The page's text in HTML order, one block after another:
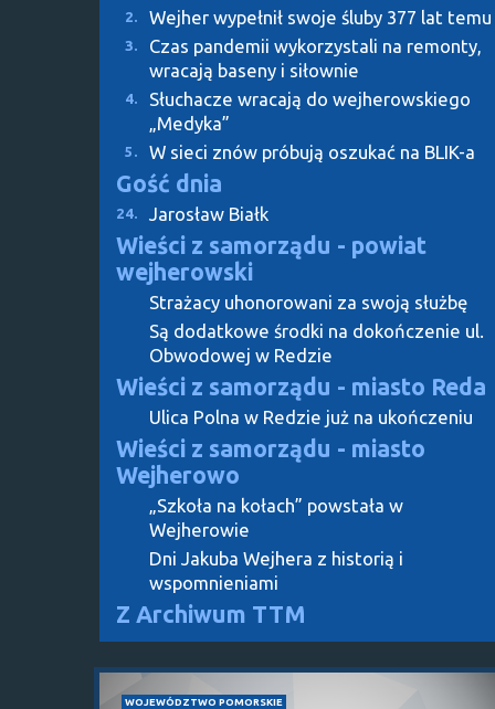
2. Wejher wypełnił swoje śluby 377 lat temu
3.
Czas pandemii wykorzystali na remonty,
wracają baseny i siłownie
4.
Słuchacze wracają do wejherowskiego
„Medyka”
5. W sieci znów próbują oszukać na BLIK-a
Gość dnia
24. Jarosław Białk
Wieści z samorządu - powiat
wejherowski
Strażacy uhonorowani za swoją służbę
Są dodatkowe środki na dokończenie ul.
Obwodowej w Redzie
Wieści z samorządu - miasto Reda
Ulica Polna w Redzie już na ukończeniu
Wieści z samorządu - miasto
Wejherowo
„Szkoła na kołach” powstała w
Wejherowie
Dni Jakuba Wejhera z historią i
wspomnieniami
Z Archiwum TTM
WOJEWÓDZTWO POMORSKIE